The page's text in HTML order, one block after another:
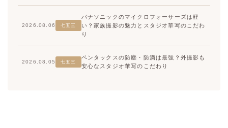
2026.08.06 七五三
パナソニックのマイクロフォーサーズは軽
い？家族撮影の魅力とスタジオ華写のこだわ
り
2026.08.05 七五三
ペンタックスの防塵・防滴は最強？外撮影も
安心なスタジオ華写のこだわり